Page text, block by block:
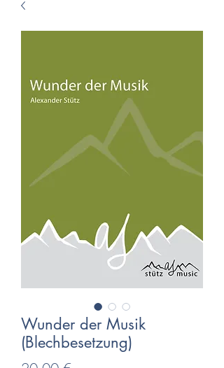
Wunder der Musik
(Blechbesetzung)